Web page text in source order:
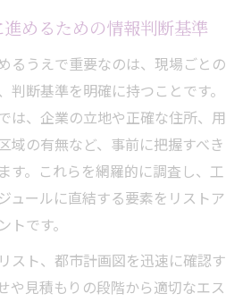
めるための情報判断基準
るうえで重要なのは、現場ごとの
判断基準を明確に持つことです。
は、企業の立地や正確な住所、用
域の有無など、事前に把握すべき
す。これらを網羅的に調査し、工
ュールに直結する要素をリストア
です。
スト、都市計画図を迅速に確認す
や見積もりの段階から適切なエス